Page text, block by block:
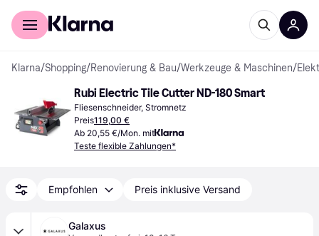
Für Shopper
Klarna/Shopping/Renovierung & Bau/Werkzeuge & Maschinen/
Rubi Electric Tile Cutter ND-180 Smart
Fliesenschneider, Stromnetz
Preis119,00 €
Ab 20,55 €/Mon. mit
Teste flexible Zahlungen*
Empfohlen Preis inklusive Versand
Galaxus